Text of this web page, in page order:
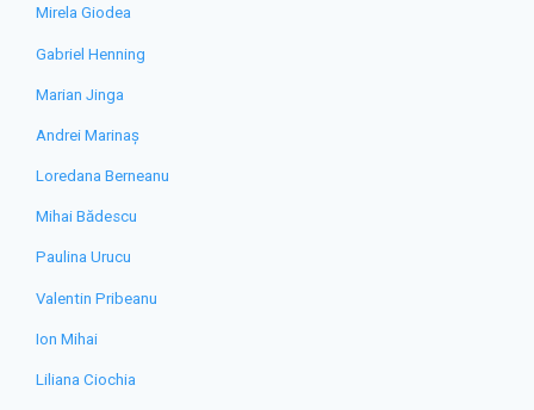
Mirela Giodea
Gabriel Henning
Marian Jinga
Andrei Marinaș
Loredana Berneanu
Mihai Bădescu
Paulina Urucu
Valentin Pribeanu
Ion Mihai
Liliana Ciochia